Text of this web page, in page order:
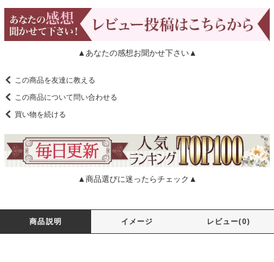
▲あなたの感想お聞かせ下さい▲
この商品を友達に教える
この商品について問い合わせる
買い物を続ける
▲商品選びに迷ったらチェック▲
商品説明 イメージ レビュー(0)